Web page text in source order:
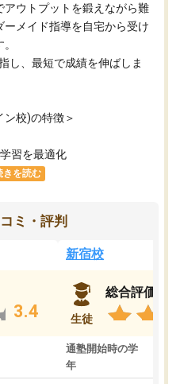
アウトプットを鍛えながら難
メイド指導を自宅から受け
し、最短で成績を伸ばしま
ン校)の特徴＞
習を最適化
きを読む
ミ・評判
3.4
新宿校
生徒
総合評価
通塾開始時の学
年